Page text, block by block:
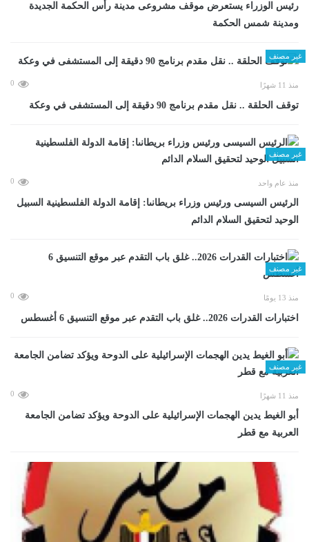
رئيس الوزراء يستعرض موقف مشروعى مدينة رأس الحكمة الجديدة
ومدينة شمس الحكمة
غير مصنف
منذ 11 شهرًا 0
توقف الحلقة .. نقل مقدم برنامج 90 دقيقة إلى المستشفى في وعكة
غير مصنف
منذ عام واحد 0
الرئيس السيسى ورئيس وزراء بريطانىا: إقامة الدولة الفلسطينية السبيل
الوحيد لتحقيق السلام الدائم
غير مصنف
منذ 13 يومًا 0
اختبارات القدرات 2026.. غلق باب التقدم عبر موقع التنسيق 6 أغسطس
غير مصنف
منذ 11 شهرًا 0
أبو الغيط يدين الهجمات الإسرائيلية على الدوحة ويؤكد تضامن الجامعة
العربية مع قطر